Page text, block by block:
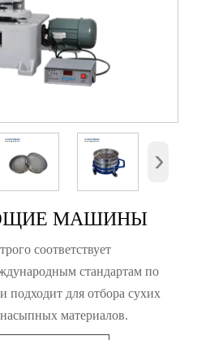
›
МАШИНЫ
соответствует
стандартам по
подходит для отбора сухих
материалов.